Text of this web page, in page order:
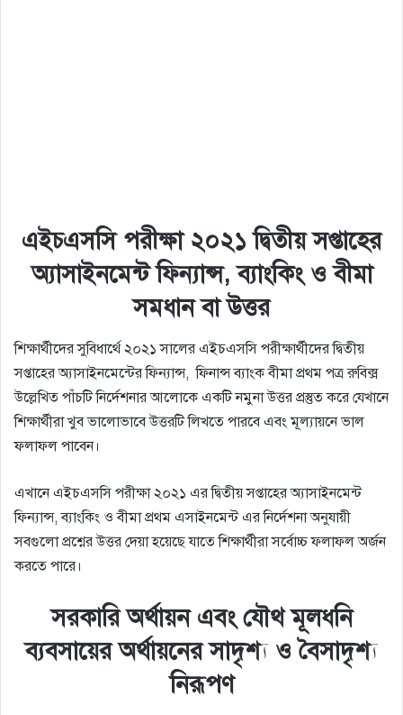
এইচএসসি পরীক্ষা ২০২১ দ্বিতীয় সপ্তাহের
অ্যাসাইনমেন্ট ফিন্যান্স, ব্যাংকিং ও বীমা
সমধান বা উত্তর
শিক্ষার্থীদের সুবিধার্থে ২০২১ সালের এইচএসসি পরীক্ষার্থীদের দ্বিতীয়
সপ্তাহের অ্যাসাইনমেন্টের ফিন্যান্স, ফিনান্স ব্যাংক বীমা প্রথম পত্র রুবিক্স
উল্লেখিত পাঁচটি নির্দেশনার আলোকে একটি নমুনা উত্তর প্রস্তুত করে যেখানে
শিক্ষার্থীরা খুব ভালোভাবে উত্তরটি লিখতে পারবে এবং মূল্যায়নে ভাল
ফলাফল পাবেন।
এখানে এইচএসসি পরীক্ষা ২০২১ এর দ্বিতীয় সপ্তাহের অ্যাসাইনমেন্ট
ফিন্যান্স, ব্যাংকিং ও বীমা প্রথম এসাইনমেন্ট এর নির্দেশনা অনুযায়ী
সবগুলো প্রশ্নের উত্তর দেয়া হয়েছে যাতে শিক্ষার্থীরা সর্বোচ্চ ফলাফল অর্জন
করতে পারে।
সরকারি অর্থায়ন এবং যৌথ মূলধনি
ব্যবসায়ের অর্থায়নের সাদৃশ্য ও বৈসাদৃশ্য
নিরূপণ